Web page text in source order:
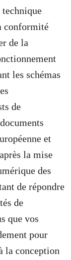
conformité
de la
les schémas
de
et
la mise
des
de répondre
de
que vos
pour
la conception